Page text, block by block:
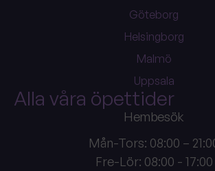
Göteborg
Helsingborg
Malmö
Uppsala
Alla våra öpettider
Hembesök
Mån-Tors: 08:00 –
Fre-Lör: 08:00 - 17:00